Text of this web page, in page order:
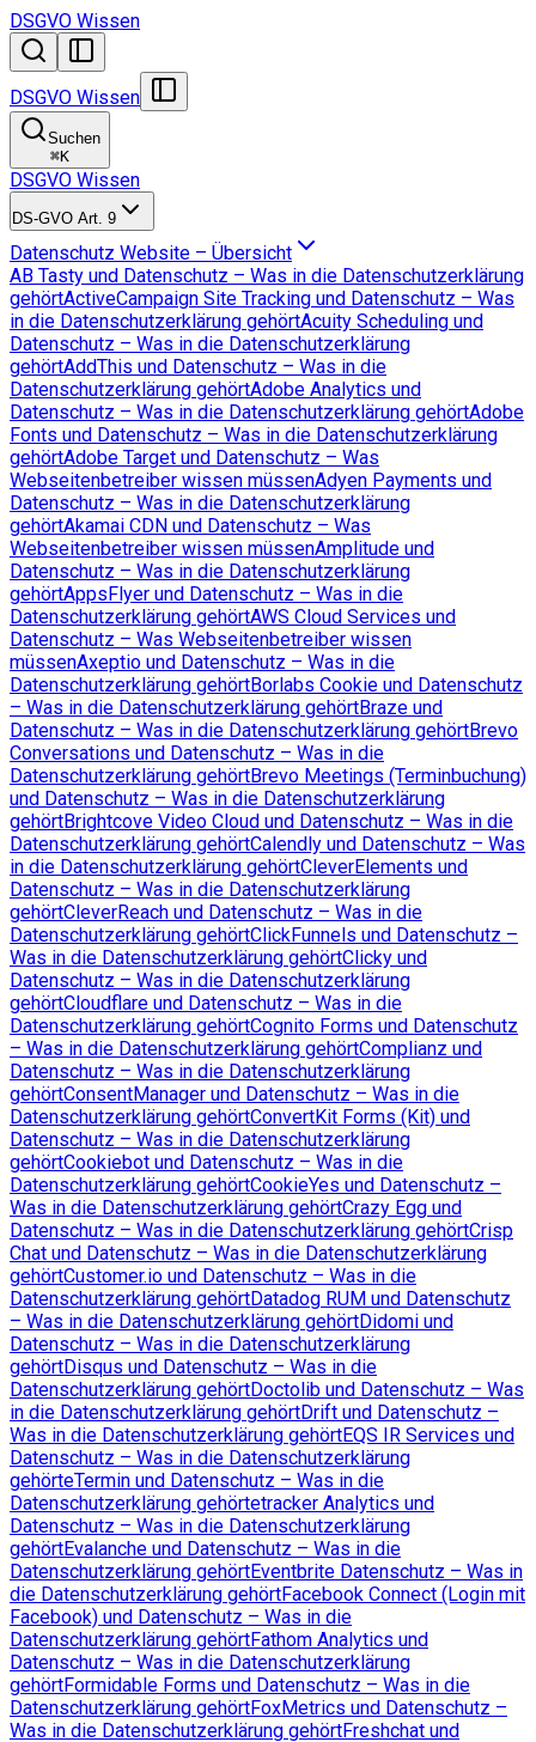
DSGVO Wissen
DSGVO Wissen
Suchen
⌘K
DSGVO Wissen
DS-GVO Art. 9
Datenschutz Website – Übersicht
AB Tasty und Datenschutz – Was in die Datenschutzerklärung
gehörtActiveCampaign Site Tracking und Datenschutz – Was
in die Datenschutzerklärung gehörtAcuity Scheduling und
Datenschutz – Was in die Datenschutzerklärung
gehörtAddThis und Datenschutz – Was in die
Datenschutzerklärung gehörtAdobe Analytics und
Datenschutz – Was in die Datenschutzerklärung gehörtAdobe
Fonts und Datenschutz – Was in die Datenschutzerklärung
gehörtAdobe Target und Datenschutz – Was
Webseitenbetreiber wissen müssenAdyen Payments und
Datenschutz – Was in die Datenschutzerklärung
gehörtAkamai CDN und Datenschutz – Was
Webseitenbetreiber wissen müssenAmplitude und
Datenschutz – Was in die Datenschutzerklärung
gehörtAppsFlyer und Datenschutz – Was in die
Datenschutzerklärung gehörtAWS Cloud Services und
Datenschutz – Was Webseitenbetreiber wissen
müssenAxeptio und Datenschutz – Was in die
Datenschutzerklärung gehörtBorlabs Cookie und Datenschutz
– Was in die Datenschutzerklärung gehörtBraze und
Datenschutz – Was in die Datenschutzerklärung gehörtBrevo
Conversations und Datenschutz – Was in die
Datenschutzerklärung gehörtBrevo Meetings (Terminbuchung)
und Datenschutz – Was in die Datenschutzerklärung
gehörtBrightcove Video Cloud und Datenschutz – Was in die
Datenschutzerklärung gehörtCalendly und Datenschutz – Was
in die Datenschutzerklärung gehörtCleverElements und
Datenschutz – Was in die Datenschutzerklärung
gehörtCleverReach und Datenschutz – Was in die
Datenschutzerklärung gehörtClickFunnels und Datenschutz –
Was in die Datenschutzerklärung gehörtClicky und
Datenschutz – Was in die Datenschutzerklärung
gehörtCloudflare und Datenschutz – Was in die
Datenschutzerklärung gehörtCognito Forms und Datenschutz
– Was in die Datenschutzerklärung gehörtComplianz und
Datenschutz – Was in die Datenschutzerklärung
gehörtConsentManager und Datenschutz – Was in die
Datenschutzerklärung gehörtConvertKit Forms (Kit) und
Datenschutz – Was in die Datenschutzerklärung
gehörtCookiebot und Datenschutz – Was in die
Datenschutzerklärung gehörtCookieYes und Datenschutz –
Was in die Datenschutzerklärung gehörtCrazy Egg und
Datenschutz – Was in die Datenschutzerklärung gehörtCrisp
Chat und Datenschutz – Was in die Datenschutzerklärung
gehörtCustomer.io und Datenschutz – Was in die
Datenschutzerklärung gehörtDatadog RUM und Datenschutz
– Was in die Datenschutzerklärung gehörtDidomi und
Datenschutz – Was in die Datenschutzerklärung
gehörtDisqus und Datenschutz – Was in die
Datenschutzerklärung gehörtDoctolib und Datenschutz – Was
in die Datenschutzerklärung gehörtDrift und Datenschutz –
Was in die Datenschutzerklärung gehörtEQS IR Services und
Datenschutz – Was in die Datenschutzerklärung
gehörteTermin und Datenschutz – Was in die
Datenschutzerklärung gehörtetracker Analytics und
Datenschutz – Was in die Datenschutzerklärung
gehörtEvalanche und Datenschutz – Was in die
Datenschutzerklärung gehörtEventbrite Datenschutz – Was in
die Datenschutzerklärung gehörtFacebook Connect (Login mit
Facebook) und Datenschutz – Was in die
Datenschutzerklärung gehörtFathom Analytics und
Datenschutz – Was in die Datenschutzerklärung
gehörtFormidable Forms und Datenschutz – Was in die
Datenschutzerklärung gehörtFoxMetrics und Datenschutz –
Was in die Datenschutzerklärung gehörtFreshchat und